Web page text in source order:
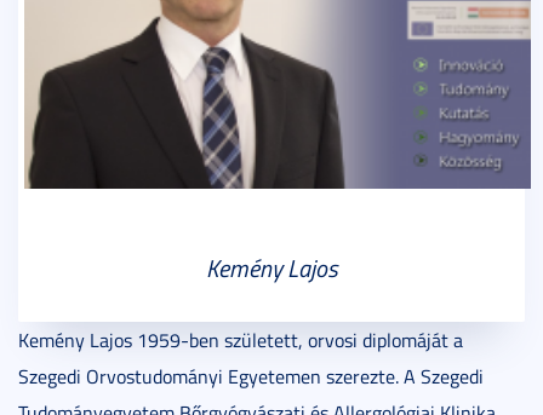
Kemény Lajos
Kemény Lajos 1959-ben született, orvosi diplomáját a
Szegedi Orvostudományi Egyetemen szerezte. A Szegedi